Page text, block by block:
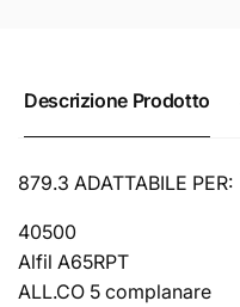
Descrizione Prodotto
879.3 ADATTABILE PER:
40500
Alfil A65RPT
ALL.CO 5 complanare